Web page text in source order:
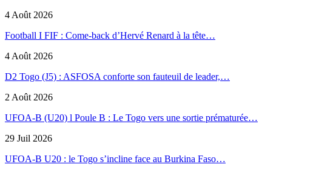
4 Août 2026
Football I FIF : Come-back d’Hervé Renard à la tête…
4 Août 2026
D2 Togo (J5) : ASFOSA conforte son fauteuil de leader,…
2 Août 2026
UFOA-B (U20) l Poule B : Le Togo vers une sortie prématurée…
29 Juil 2026
UFOA-B U20 : le Togo s’incline face au Burkina Faso…